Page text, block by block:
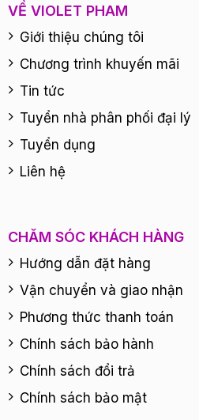
VỀ VIOLET PHAM
Giới thiệu chúng tôi
Chương trình khuyến mãi
Tin tức
Tuyển nhà phân phối đại lý
Tuyển dụng
Liên hệ
CHĂM SÓC KHÁCH HÀNG
Hướng dẫn đặt hàng
Vận chuyển và giao nhận
Phương thức thanh toán
Chính sách bảo hành
Chính sách đổi trả
Chính sách bảo mật